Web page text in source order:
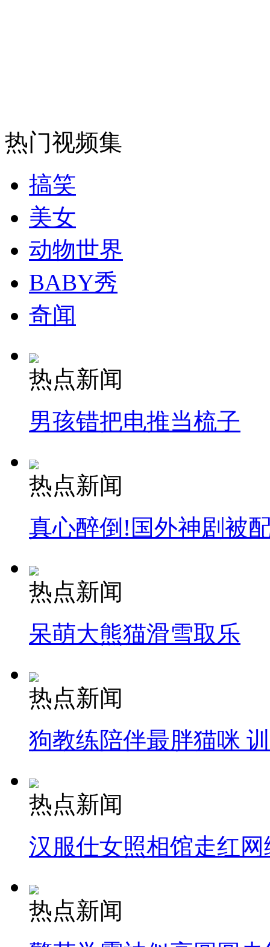
走！跟着总书记去植树
热门视频集
搞笑
美女
动物世界
BABY秀
奇闻
热点新闻
男孩错把电推当梳子
热点新闻
真心醉倒!国外神剧被
热点新闻
呆萌大熊猫滑雪取乐
热点新闻
狗教练陪伴最胖猫咪
热点新闻
汉服仕女照相馆走红网
热点新闻